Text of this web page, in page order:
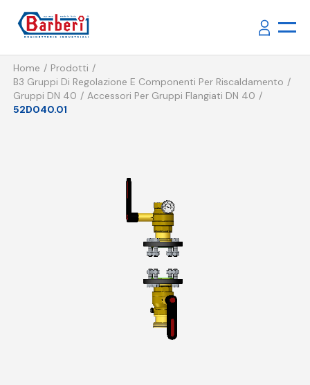
Home
Prodotti
B3 Gruppi Di Regolazione E Componenti Per Riscaldamento
Gruppi DN 40
Accessori Per Gruppi Flangiati DN 40
52D040.01